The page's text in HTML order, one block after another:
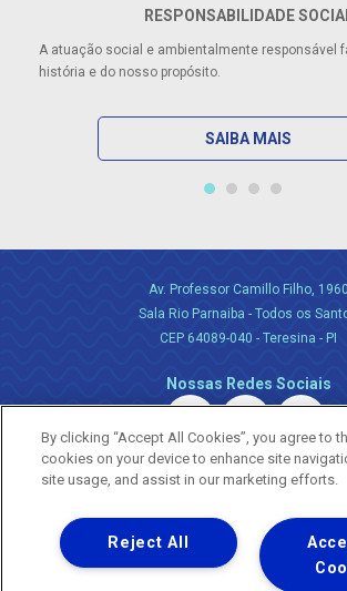
RESPONSABILIDADE
A atuação social e ambientalmente responsável
história e do nosso propósito.
SAIBA MAIS
Av. Professor Camillo Filho, 1960
Sala Rio Parnaiba - Todos os
CEP 64089-040 - Teresina - PI
Nossas Redes Sociais
Uma empresa
Copyright ® 2026 - Todos os
By clicking “Accept All Cookies”, you agree to
cookies on your device to enhance site
site usage, and assist in our marketing efforts.
Reject All